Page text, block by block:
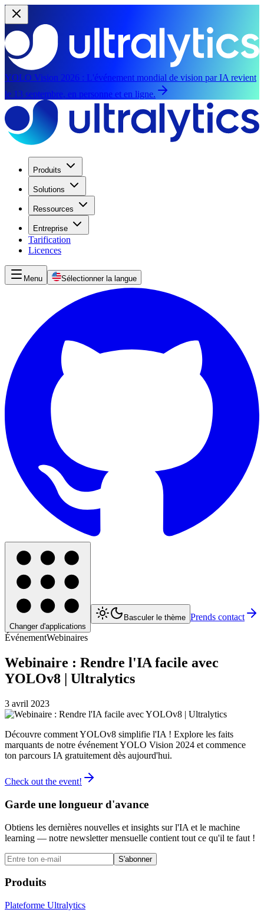
YOLO Vision 2026 : L'événement mondial de vision par IA revient
le 13 septembre, en personne et en ligne.
Produits
Solutions
Ressources
Entreprise
Tarification
Licences
Menu Sélectionner la langue
Changer d'applications
Basculer le thème Prends contact
ÉvénementWebinaires
Webinaire : Rendre l'IA facile avec
YOLOv8 | Ultralytics
3 avril 2023
Découvre comment YOLOv8 simplifie l'IA ! Explore les faits
marquants de notre événement YOLO Vision 2024 et commence
ton parcours IA gratuitement dès aujourd'hui.
Check out the event!
Garde une longueur d'avance
Obtiens les dernières nouvelles et insights sur l'IA et le machine
learning — notre newsletter mensuelle contient tout ce qu'il te faut !
S'abonner
Produits
Plateforme Ultralytics